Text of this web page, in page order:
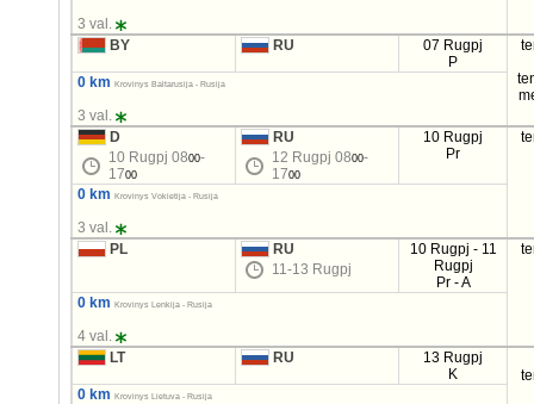
3 val.
BY
RU
07 Rugpj
P
0 km Krovinys Baltarusija - Rusija
3 val.
D
10 Rugpj 0800-
1700
RU
12 Rugpj 0800-
1700
10 Rugpj
Pr
0 km Krovinys Vokietija - Rusija
3 val.
PL
RU
11-13 Rugpj
10 Rugpj - 11
Rugpj
Pr - A
0 km Krovinys Lenkija - Rusija
4 val.
LT
RU
13 Rugpj
K
0 km
Krovinys Lietuva - Rusija